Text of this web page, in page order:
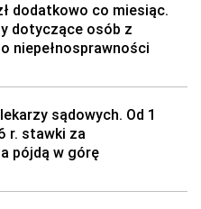
dodatkowo co miesiąc.
dotyczące osób z
niepełnosprawności
sądowych. Od 1
r. stawki za
pójdą w górę